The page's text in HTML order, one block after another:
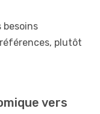
besoins
plutôt
vers